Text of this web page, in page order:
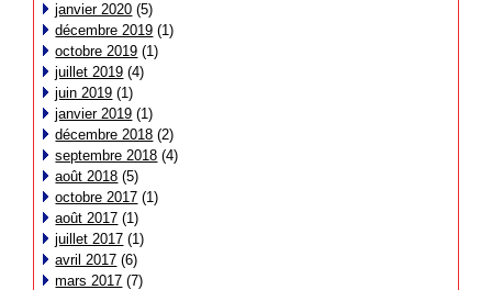
janvier 2020 (5)
décembre 2019 (1)
octobre 2019 (1)
juillet 2019 (4)
juin 2019 (1)
janvier 2019 (1)
décembre 2018 (2)
septembre 2018 (4)
août 2018 (5)
octobre 2017 (1)
août 2017 (1)
juillet 2017 (1)
avril 2017 (6)
mars 2017 (7)